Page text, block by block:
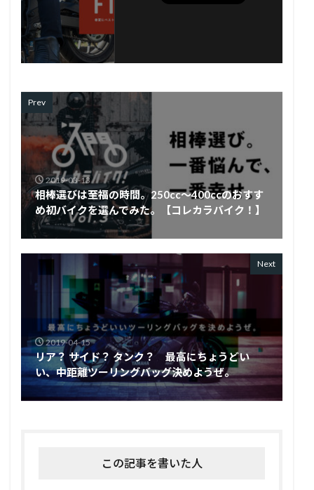
Prev
2019-03-13
相棒選びは至福の時間。250cc〜400ccのおすす
め初バイクを選んでみた。【コレカラバイク！】
Next
2019-04-15
リア？ サイド？ タンク？ 最高にちょうどい
い、中距離ツーリングバッグ決めようぜ。
この記事を書いた人